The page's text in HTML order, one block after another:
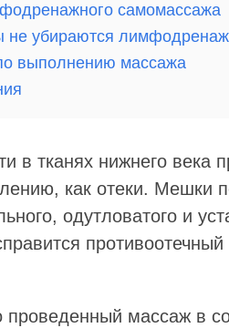
самомассажа
не убираются
выполнению массажа
в тканях нижнего века
как отеки. Мешки
одутловатого и
проведенный массаж в